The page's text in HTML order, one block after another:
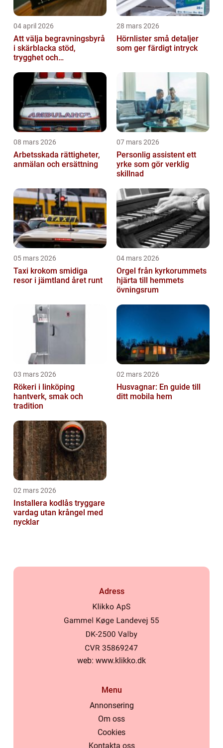
04 april 2026
Att välja begravningsbyrå
i skärblacka stöd,
trygghet och
28 mars 2026
Hörnlister små detaljer
som ger färdigt intryck
08 mars 2026
Arbetsskada rättigheter,
anmälan och ersättning
07 mars 2026
Personlig assistent ett
yrke som gör verklig
skillnad
05 mars 2026
Taxi krokom smidiga
resor i jämtland året runt
04 mars 2026
Orgel från kyrkorummets
hjärta till hemmets
övningsrum
03 mars 2026
Rökeri i linköping
hantverk, smak och
tradition
02 mars 2026
Husvagnar: En guide till
ditt mobila hem
02 mars 2026
Installera kodlås tryggare
vardag utan krångel med
nycklar
Adress
web: www.klikko.dk
Menu
Annonsering
Om oss
Cookies
Kontakta oss